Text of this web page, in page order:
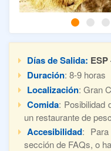
Días de Salida:
Duración: 8-9 horas
Localización: Gran
Comida: Posibilidad
un restaurante de
Accesibilidad:
sección de FAQs, o